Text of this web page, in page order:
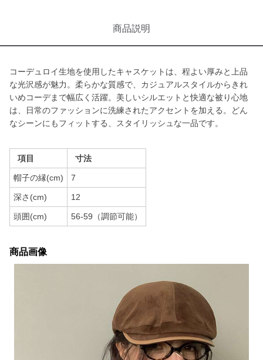
商品説明
コーデュロイ生地を使用したキャスケットは、程よい厚みと上品
な光沢感が魅力。柔らかな質感で、カジュアルスタイルからきれ
いめコーデまで幅広く活躍。美しいシルエットと快適な被り心地
は、日常のファッションに洗練されたアクセントを加える。どん
なシーンにもフィットする、スタイリッシュな一品です。
項目 寸法
帽子の縁(cm) 7
深さ(cm) 12
頭囲(cm) 56-59（調節可能）
商品画像